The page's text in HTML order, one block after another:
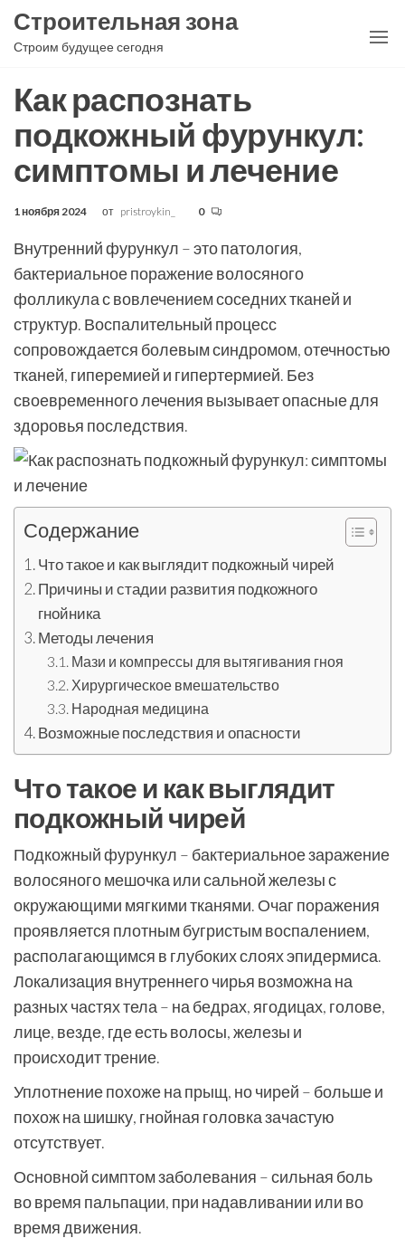
Перейти
Строительная зона
Строим будущее сегодня
Как распознать
подкожный фурункул:
симптомы и лечение
1 ноября 2024 от pristroykin_ 0
Внутренний фурункул – это патология,
бактериальное поражение волосяного
фолликула с вовлечением соседних тканей и
структур. Воспалительный процесс
сопровождается болевым синдромом, отечностью
тканей, гиперемией и гипертермией. Без
своевременного лечения вызывает опасные для
здоровья последствия.
Содержание
Что такое и как выглядит подкожный чирей
Причины и стадии развития подкожного
гнойника
Методы лечения
Мази и компрессы для вытягивания гноя
Хирургическое вмешательство
Народная медицина
Возможные последствия и опасности
Что такое и как выглядит
подкожный чирей
Подкожный фурункул – бактериальное заражение
волосяного мешочка или сальной железы с
окружающими мягкими тканями. Очаг поражения
проявляется плотным бугристым воспалением,
располагающимся в глубоких слоях эпидермиса.
Локализация внутреннего чирья возможна на
разных частях тела – на бедрах, ягодицах, голове,
лице, везде, где есть волосы, железы и
происходит трение.
Уплотнение похоже на прыщ, но чирей – больше и
похож на шишку, гнойная головка зачастую
отсутствует.
Основной симптом заболевания – сильная боль
во время пальпации, при надавливании или во
время движения.